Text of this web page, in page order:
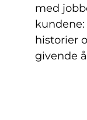
med
historier
givende